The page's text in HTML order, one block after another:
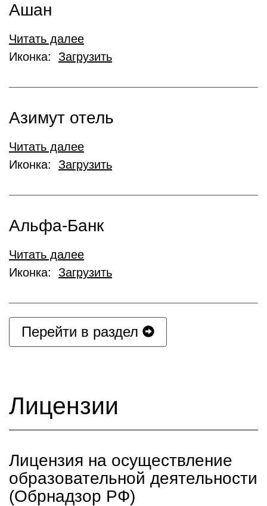
Ашан
Читать далее
Иконка: Загрузить
Азимут отель
Читать далее
Иконка: Загрузить
Альфа-Банк
Читать далее
Иконка: Загрузить
Перейти в раздел
Лицензии
Лицензия на осуществление
образовательной деятельности
(Обрнадзор РФ)